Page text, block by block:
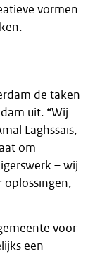
vormen
de taken
uit. “Wij
Laghssais,
om
– wij
oplossingen,
voor
een